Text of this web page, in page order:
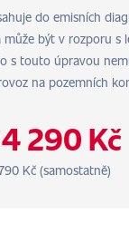
do emisních
může být v rozporu s
s touto úpravou
na pozemních
290 Kč
Kč (samostatně)